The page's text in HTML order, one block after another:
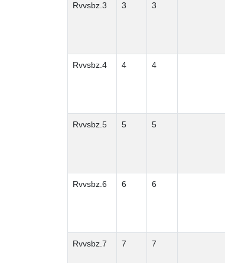
Rvvsbz.3 3 3
Rvvsbz.4 4 4
Rvvsbz.5 5 5
Rvvsbz.6 6 6
Rvvsbz.7 7 7